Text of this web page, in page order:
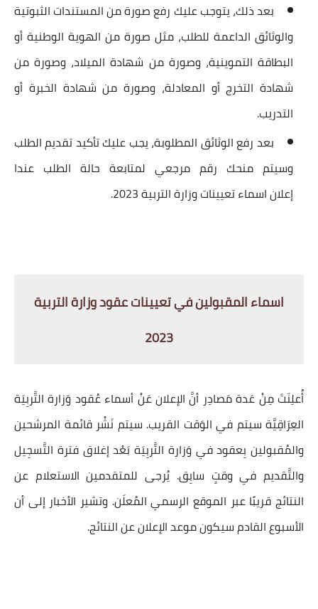
بعد ذلك، يتوجب عليك رفع صورة من المستندات الثبوتية
والوثائق الداعمة للطلب، مثل صورة من الهوية الوطنية أو
البطاقة التموينية، وصورة من شهادة الميلاد، وصورة من
شهادة التخرج أو المعادلة، وصورة من شهادة الخبرة أو
التدريب.
بعد رفع الوثائق المطلوبة، يجب عليك تأكيد تقديم الطلب
وسيتم منحك رقم مرجعي لمتابعة حالة الطلب عندا
إعلاناسماء تعيينات وزارة التربية 2023.
اسماء المقبولين في تعيينات عقود وزارة التربية
2023
أُعلِنَتَ مِنْ عَدة مَصادِر أنَّ الإعلان عَنْ أسماء عُقود وَزارة التَّربِيَة
العِرَاقِيَّة سيتم في الوَقت القريب. سيتم نَشْر قائمة المرشحين
والمُقبولين بِعقود في وَزارة التَّربِيَة بَعْد إغلاق فترة التَّسجِيل
والتَّقديم في وقتٍ سابِق. يُرجى للمتقدمين الاستعلام عن
النتائج قريبًا عبر الموقع الرسمي المُعلَن. وتشير الأخبار إلى أن
الأسبوع القادم سيكون موعد الإعلان عن النتائج.